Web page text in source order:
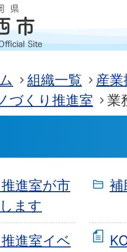
組織一覧
産
づくり推進室
業
進室が市
ます
補
進室イベ